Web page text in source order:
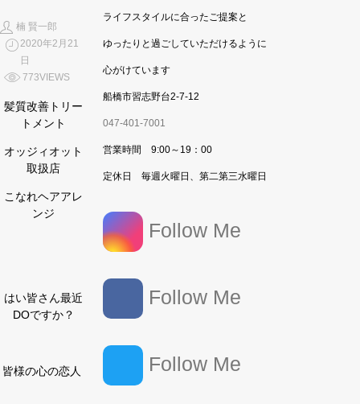
楠 賢一郎
2020年2月21
日
773VIEWS
髪質改善トリー
トメント
オッジィオット
取扱店
こなれヘアアレ
ンジ
はい皆さん最近
DOですか？
皆様の心の恋人
ライフスタイルに合ったご提案と
ゆったりと過ごしていただけるように
心がけています
船橋市習志野台2-7-12
047-401-7001
営業時間 9:00～19：00
定休日 毎週火曜日、第二第三水曜日
Follow Me
Follow Me
Follow Me